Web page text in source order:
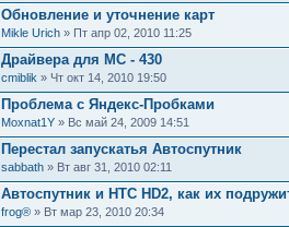
Обновление и уточнение карт
Mikle Urich » Пт апр 02, 2010 11:25
Драйвера для МС - 430
cmiblik » Чт окт 14, 2010 19:50
Проблема с Яндекс-Пробками
Moxnat1Y » Вс май 24, 2009 14:51
Перестал запускатья Автоспутник
sabbath » Вт авг 31, 2010 02:11
Автоспутник и HTC HD2, как их
frog® » Вт мар 23, 2010 20:34